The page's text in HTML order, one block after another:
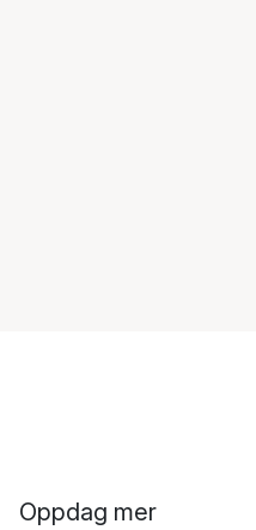
Oppdag mer